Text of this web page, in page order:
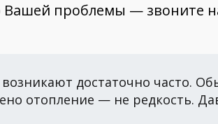
проблемы — звоните
достаточно часто.
отопление — не редкость.